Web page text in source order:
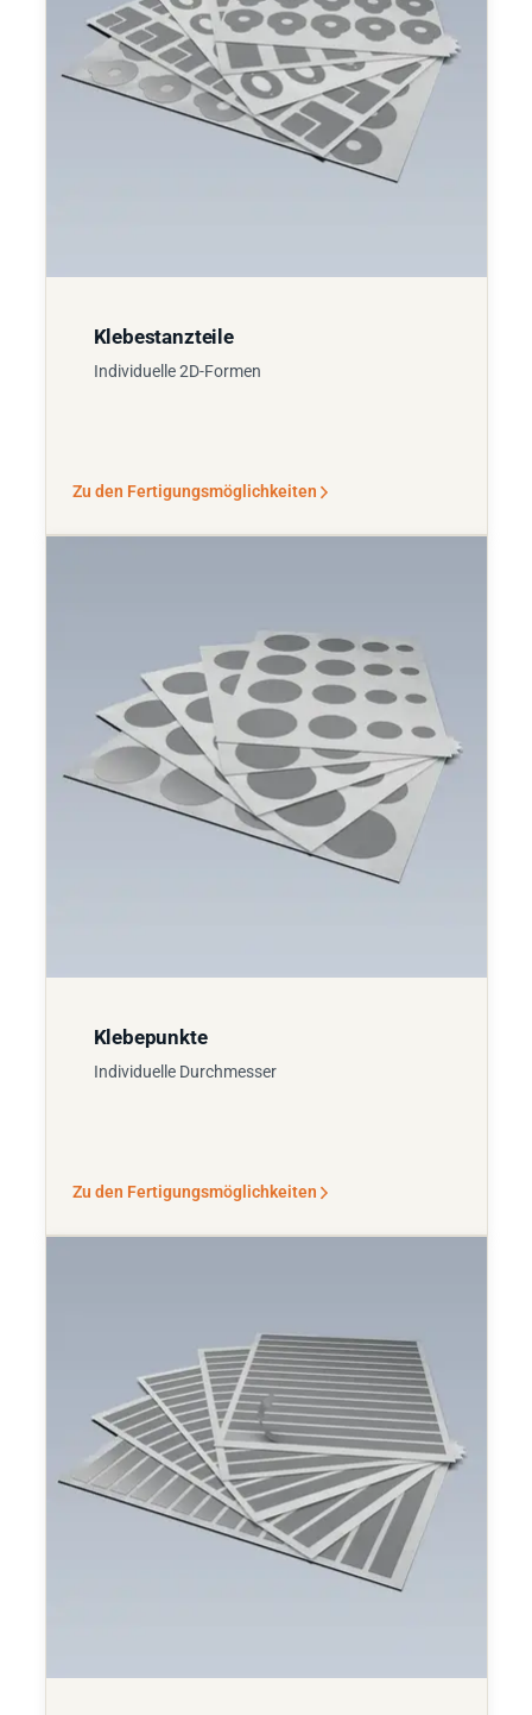
Klebestanzteile
Individuelle 2D-Formen
Zu den Fertigungsmöglichkeiten
Klebepunkte
Individuelle Durchmesser
Zu den Fertigungsmöglichkeiten